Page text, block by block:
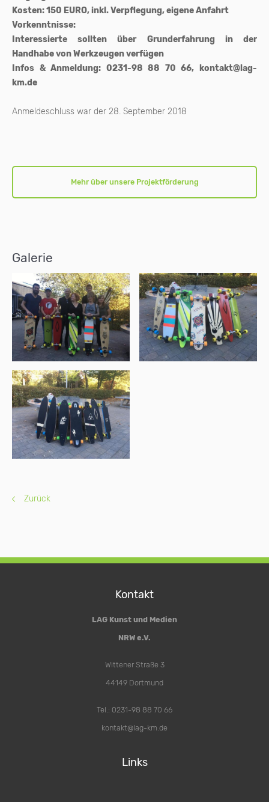
Kosten: 150 EURO, inkl. Verpflegung, eigene Anfahrt
Vorkenntnisse:
Interessierte sollten über Grunderfahrung in der
Handhabe von Werkzeugen verfügen
Infos & Anmeldung: 0231-98 88 70 66, kontakt@lag-
km.de
Anmeldeschluss war der 28. September 2018
Mehr über unsere Projektförderung
Galerie
Zurück
Kontakt
LAG Kunst und Medien
NRW e.V.
Wittener Straße 3
44149 Dortmund
Tel.: 0231-98 88 70 66
kontakt@lag-km.de
Links